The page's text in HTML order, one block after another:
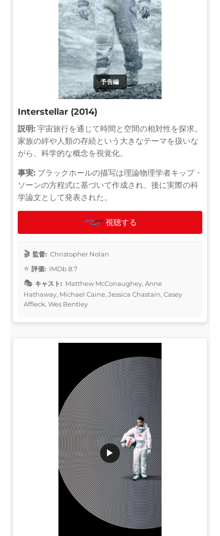
予告編
Interstellar (2014)
説明: 宇宙旅行を通じて時間と空間の相対性を探求。
家族の絆や人類の存続という大きなテーマを扱いな
がら、科学的な概念を視覚化。
事実: ブラックホールの描写は理論物理学者キップ・
ソーンの方程式に基づいて作成され、後に実際の科
学論文として発表された。
視聴する
監督: Christopher Nolan
評価: IMDb 8.7
キャスト: Matthew McConaughey, Anne
Hathaway, Michael Caine, Jessica Chastain, Casey
Affleck, Wes Bentley
▶